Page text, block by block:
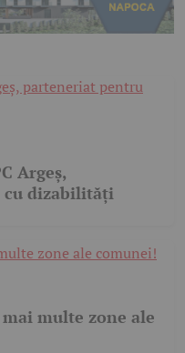
Argeș,
dizabilități
multe zone ale